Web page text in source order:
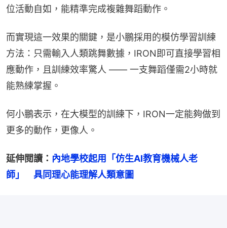
位活動自如，能精準完成複雜舞蹈動作。
而實現這一效果的關鍵，是小鵬採用的模仿學習訓練
方法：只需輸入人類跳舞數據，IRON即可直接學習相
應動作，且訓練效率驚人 —— 一支舞蹈僅需2小時就
能熟練掌握。
何小鵬表示，在大模型的訓練下，IRON一定能夠做到
更多的動作，更像人。
延伸閲讀： 內地學校起用「仿生AI教育機械人老
師」　具同理心能理解人類意圖